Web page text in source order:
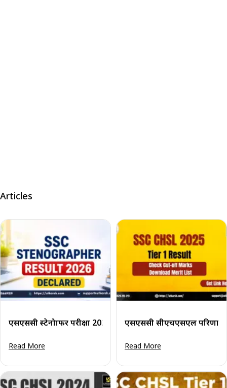
Articles
एसएससी स्टेनोग्राफर परीक्षा 2025-26 का परिणाम घोषित: अंतिम
Read More
एसएससी सीएचएसएल
Read More